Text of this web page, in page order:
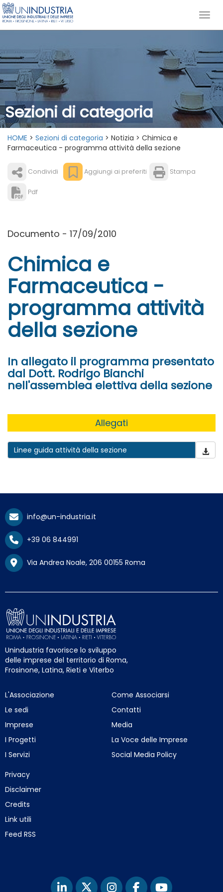
Sezioni di categoria
HOME > Sezioni di categoria > Notizia > Chimica e
Farmaceutica - programma attività della sezione
Condividi Aggiungi ai preferiti Stampa
Pdf
Documento - 17/09/2010
Chimica e
Farmaceutica -
programma attività
della sezione
In allegato il programma presentato
dal Dott. Rodrigo Bianchi
nell'assemblea elettiva della sezione
Allegati
Linee guida attività della sezione
info@un-industria.it
+39 06 844991
Via Andrea Noale, 206 00155 Roma
Unindustria favorisce lo sviluppo
delle imprese del territorio di Roma,
Frosinone, Latina, Rieti e Viterbo
L'Associazione
Le sedi
Imprese
I Progetti
I Servizi
Come Associarsi
Contatti
Media
La Voce delle Imprese
Social Media Policy
Privacy
Disclaimer
Credits
Link utili
Feed RSS